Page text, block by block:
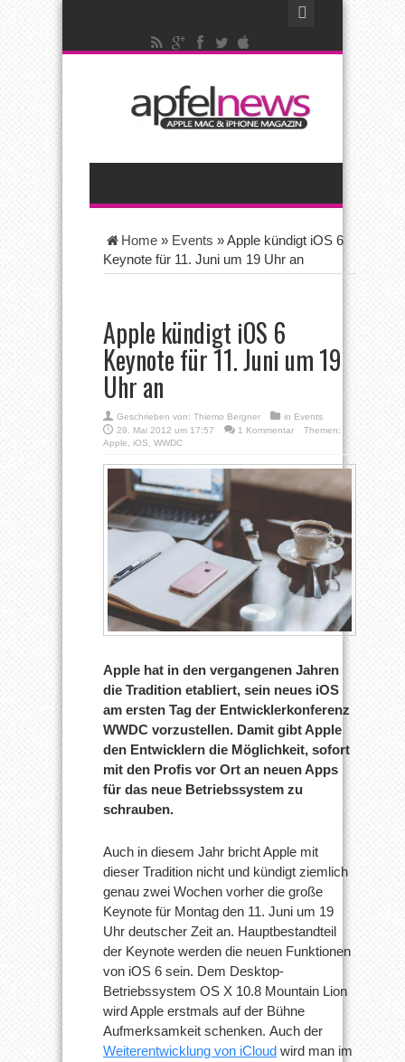
Home » Events »Apple kündigt iOS 6
Keynote für 11. Juni um 19 Uhr an
Apple kündigt iOS 6
Keynote für 11. Juni um 19
Uhr an
Geschrieben von: Thiemo Bergner in Events
29. Mai 2012 um 17:57
1 Kommentar
Themen:
Apple
iOS WWDC
Apple hat in den vergangenen Jahren
die Tradition etabliert, sein neues iOS
am ersten Tag der Entwicklerkonferenz
WWDC vorzustellen. Damit gibt Apple
den Entwicklern die Möglichkeit, sofort
mit den Profis vor Ort an neuen Apps
für das neue Betriebssystem zu
schrauben.
Auch in diesem Jahr bricht Apple mit
dieser Tradition nicht und kündigt ziemlich
genau zwei Wochen vorher die große
Keynote für Montag den 11. Juni um 19
Uhr deutscher Zeit an. Hauptbestandteil
der Keynote werden die neuen Funktionen
von iOS 6 sein. Dem Desktop-
Betriebssystem OS X 10.8 Mountain Lion
wird Apple erstmals auf der Bühne
Aufmerksamkeit schenken. Auch der
Weiterentwicklung von iCloud wird man im